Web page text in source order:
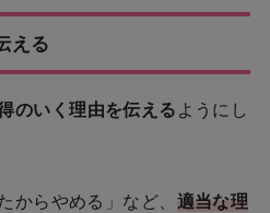
える
のいく理由を伝える ようにし
からやめる」など、 適当な理